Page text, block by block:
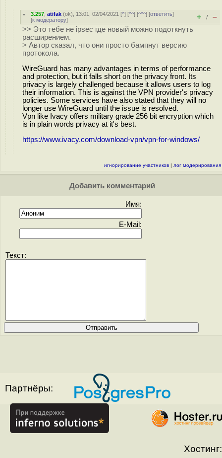
3.257 ,atifak (ok), 13:01, 02/04/2021 [^] [^^] [^^^] [ответить]
[к модератору] + / –
>> Это тебе не ipsec где новый можно подоткнуть
расширением.
> Автор сказал, что они просто бампнут версию
протокола.
WireGuard has many advantages in terms of performance
and protection, but it falls short on the privacy front. Its
privacy is largely challenged because it allows users to log
their information. This is against the VPN provider's privacy
policies. Some services have also stated that they will no
longer use WireGuard until the issue is resolved.
Vpn like Ivacy offers military grade 256 bit encryption which
is in plain words privacy at it's best.
https://www.ivacy.com/download-vpn/vpn-for-windows/
игнорирование участников | лог модерирования
Добавить комментарий
Имя:
E-Mail:
Текст:
Партнёры:
Хостинг: